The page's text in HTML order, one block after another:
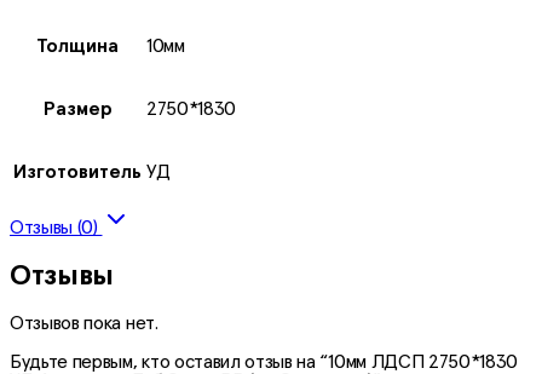
Толщина 10мм
Размер 2750*1830
Изготовитель УД
Отзывы (0)
Отзывы
Отзывов пока нет.
Будьте первым, кто оставил отзыв на “10мм ЛДСП 2750*1830